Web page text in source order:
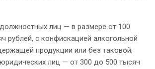
лиц — в размере от 100
рублей, с конфискацией алкогольной
продукции или без таковой;
лиц — от 300 до 500 тысяч